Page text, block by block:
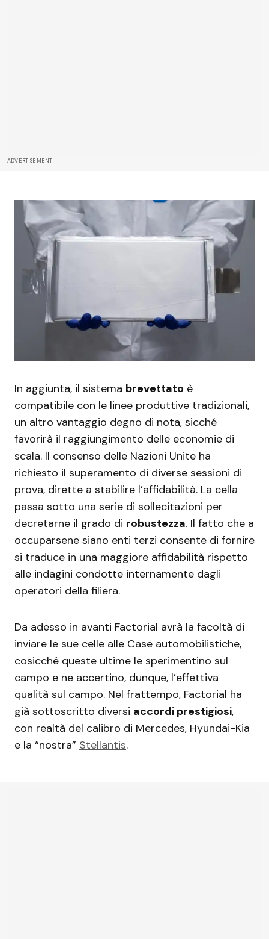
ADVERTISEMENT
In aggiunta, il sistema brevettato è
compatibile con le linee produttive tradizionali,
un altro vantaggio degno di nota, sicché
favorirà il raggiungimento delle economie di
scala. Il consenso delle Nazioni Unite ha
richiesto il superamento di diverse sessioni di
prova, dirette a stabilire l’affidabilità. La cella
passa sotto una serie di sollecitazioni per
decretarne il grado di robustezza. Il fatto che a
occuparsene siano enti terzi consente di fornire
si traduce in una maggiore affidabilità rispetto
alle indagini condotte internamente dagli
operatori della filiera.
Da adesso in avanti Factorial avrà la facoltà di
inviare le sue celle alle Case automobilistiche,
cosicché queste ultime le sperimentino sul
campo e ne accertino, dunque, l’effettiva
qualità sul campo. Nel frattempo, Factorial ha
già sottoscritto diversi accordi prestigiosi,
con realtà del calibro di Mercedes, Hyundai-Kia
e la “nostra” Stellantis.